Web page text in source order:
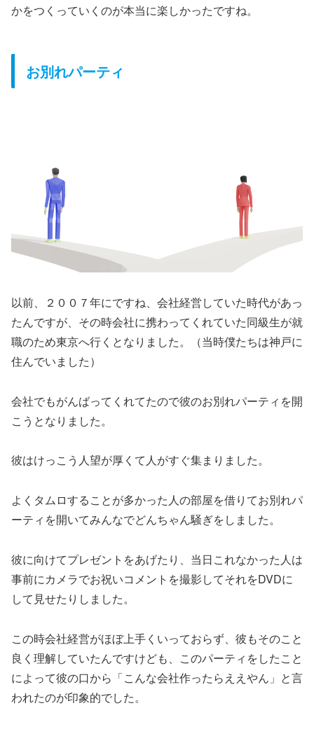
かをつくっていくのが本当に楽しかったですね。
お別れパーティ
以前、２００７年にですね、会社経営していた時代があっ
たんですが、その時会社に携わってくれていた同級生が就
職のため東京へ行くとなりました。（当時僕たちは神戸に
住んでいました）
会社でもがんばってくれてたので彼のお別れパーティを開
こうとなりました。
彼はけっこう人望が厚くて人がすぐ集まりました。
よくタムロすることが多かった人の部屋を借りてお別れパ
ーティを開いてみんなでどんちゃん騒ぎをしました。
彼に向けてプレゼントをあげたり、当日これなかった人は
事前にカメラでお祝いコメントを撮影してそれをDVDに
して見せたりしました。
この時会社経営がほぼ上手くいっておらず、彼もそのこと
良く理解していたんですけども、このパーティをしたこと
によって彼の口から「こんな会社作ったらええやん」と言
われたのが印象的でした。